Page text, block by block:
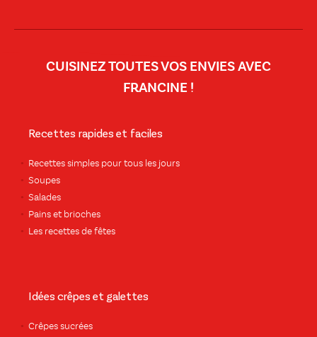
CUISINEZ TOUTES VOS ENVIES AVEC
FRANCINE !
Recettes rapides et faciles
Recettes simples pour tous les jours
Soupes
Salades
Pains et brioches
Les recettes de fêtes
Idées crêpes et galettes
Crêpes sucrées